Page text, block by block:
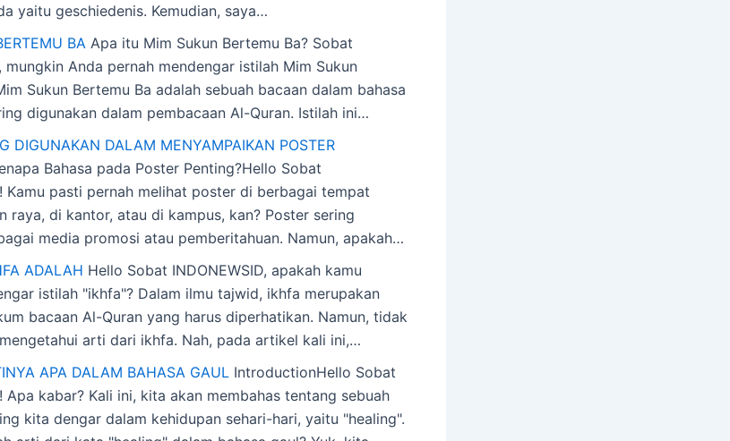
yaitu geschiedenis. Kemudian, saya…
BA Apa itu Mim Sukun Bertemu Ba? Sobat
mungkin Anda pernah mendengar istilah Mim Sukun
Sukun Bertemu Ba adalah sebuah bacaan dalam bahasa
digunakan dalam pembacaan Al-Quran. Istilah ini…
DIGUNAKAN DALAM MENYAMPAIKAN POSTER
Bahasa pada Poster Penting?Hello Sobat
Kamu pasti pernah melihat poster di berbagai tempat
raya, di kantor, atau di kampus, kan? Poster sering
media promosi atau pemberitahuan. Namun, apakah…
ADALAH Hello Sobat INDONEWSID, apakah kamu
istilah "ikhfa"? Dalam ilmu tajwid, ikhfa merupakan
bacaan Al-Quran yang harus diperhatikan. Namun, tidak
arti dari ikhfa. Nah, pada artikel kali ini,…
APA DALAM BAHASA GAUL IntroductionHello Sobat
Apa kabar? Kali ini, kita akan membahas tentang sebuah
kita dengar dalam kehidupan sehari-hari, yaitu "healing".